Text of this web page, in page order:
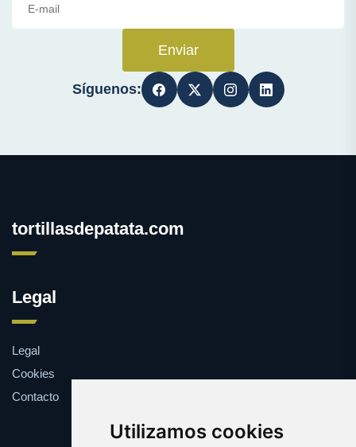
Utilizamos cookies
Enviar
Síguenos:
tortillasdepatata.com
Legal
Legal
Cookies
Contacto